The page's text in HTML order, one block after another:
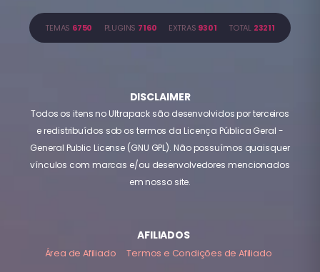
TEMAS 6750 PLUGINS 7160 EXTRAS 9301 TOTAL 23211
DISCLAIMER
Todos os itens no Ultrapack são desenvolvidos por terceiros
e redistribuídos sob os termos da Licença Pública Geral -
General Public License (GNU GPL). Não possuímos quaisquer
vínculos com marcas e/ou desenvolvedores mencionados
em nosso site.
AFILIADOS
Área de Afiliado Termos e Condições de Afiliado